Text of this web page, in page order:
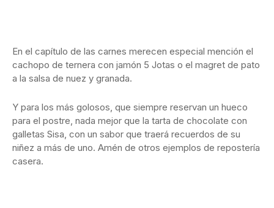
En el capítulo de las carnes merecen especial mención el
cachopo de ternera con jamón 5 Jotas o el magret de pato
a la salsa de nuez y granada.
Y para los más golosos, que siempre reservan un hueco
para el postre, nada mejor que la tarta de chocolate con
galletas Sisa, con un sabor que traerá recuerdos de su
niñez a más de uno. Amén de otros ejemplos de repostería
casera.